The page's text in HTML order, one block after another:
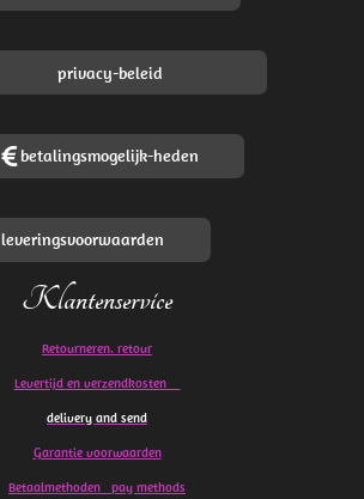
privacy-beleid
betalingsmogelijk-heden
leveringsvoorwaarden
Klantenservice
Retourneren. retour
Levertijd en verzendkosten
delivery and send
Garantie voorwaarden
Betaalmethoden pay methods